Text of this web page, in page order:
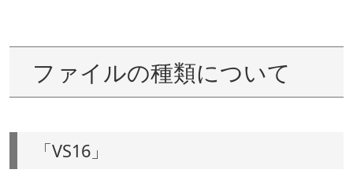
ファイルの種類について
「VS16」